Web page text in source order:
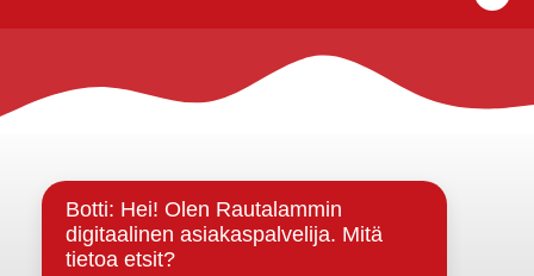
Rautalammin kunta
Strategiat, ohjelmat, ohjeet, suunnitelmat, säännöt ja
sopimukset
Asiakirjajulkisuuskuvaus